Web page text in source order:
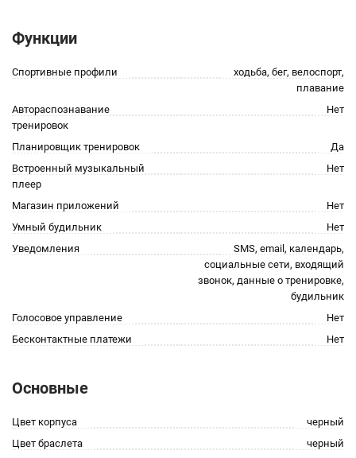
Функции
Спортивные профили
xодьба, бег, велоспорт,
плавание
Автораспознавание
тренировок
Нет
Планировщик тренировок
Да
Встроенный музыкальный
плеер
Нет
Магазин приложений
Нет
Умный будильник
Нет
Уведомления
SMS, email, календарь,
социальные сети, входящий
звонок, данные о тренировке,
будильник
Голосовое управление
Нет
Бесконтактные платежи
Нет
Основные
Цвет корпуса
черный
Цвет браслета
черный